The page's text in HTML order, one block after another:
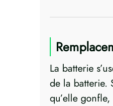
La batterie
de la batterie.
qu’elle